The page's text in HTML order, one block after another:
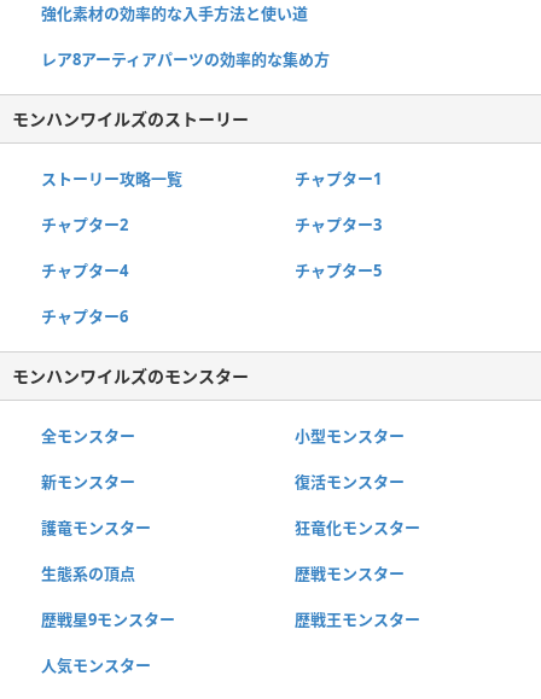
強化素材の効率的な入手方法と使い道
レア8アーティアパーツの効率的な集め方
モンハンワイルズのストーリー
ストーリー攻略一覧 チャプター1
チャプター2 チャプター3
チャプター4 チャプター5
チャプター6
モンハンワイルズのモンスター
全モンスター 小型モンスター
新モンスター 復活モンスター
護竜モンスター 狂竜化モンスター
生態系の頂点 歴戦モンスター
歴戦星9モンスター 歴戦王モンスター
人気モンスター